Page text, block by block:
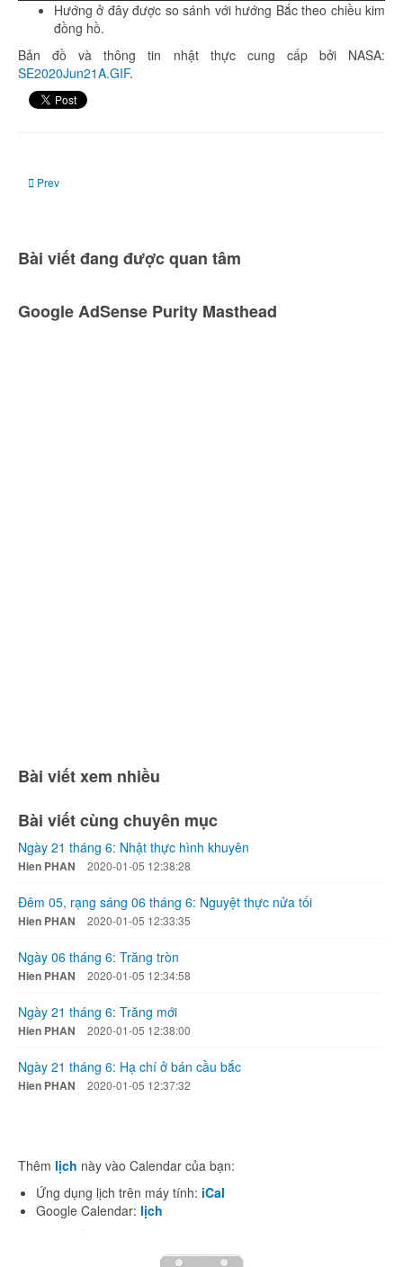
Hướng ở đây được so sánh với hướng Bắc theo chiều kim
đồng hồ.
Bản đồ và thông tin nhật thực cung cấp bởi NASA:
SE2020Jun21A.GIF.
Previous article: Ngày 21 tháng 6: Trăng mới
Prev
Bài viết đang được quan tâm
Google AdSense Purity Masthead
Bài viết xem nhiều
Bài viết cùng chuyên mục
Ngày 21 tháng 6: Nhật thực hình khuyên
Hien PHAN 2020-01-05 12:38:28
Đêm 05, rạng sáng 06 tháng 6: Nguyệt thực nửa tối
Hien PHAN 2020-01-05 12:33:35
Ngày 06 tháng 6: Trăng tròn
Hien PHAN 2020-01-05 12:34:58
Ngày 21 tháng 6: Trăng mới
Hien PHAN 2020-01-05 12:38:00
Ngày 21 tháng 6: Hạ chí ở bán cầu bắc
Hien PHAN 2020-01-05 12:37:32
Thêm lịch này vào Calendar của bạn:
Ứng dụng lịch trên máy tính: iCal
Google Calendar: lịch